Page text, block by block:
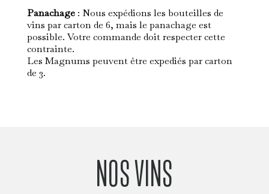
-
LA
CROIX
PENET
Panachage : Nous expédions les bouteilles de
vins par carton de 6, mais le panachage est
possible. Votre commande doit respecter cette
contrainte.
Les Magnums peuvent être expediés par carton
de 3.
NOS VINS